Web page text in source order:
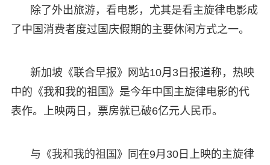
除了外出旅游，看电影，尤其是看主旋律电影成
了中国消费者度过国庆假期的主要休闲方式之一。
新加坡《联合早报》网站10月3日报道称，热映
中的《我和我的祖国》是今年中国主旋律电影的代
表作。上映两日，票房就已破6亿元人民币。
与《我和我的祖国》同在9月30日上映的主旋律